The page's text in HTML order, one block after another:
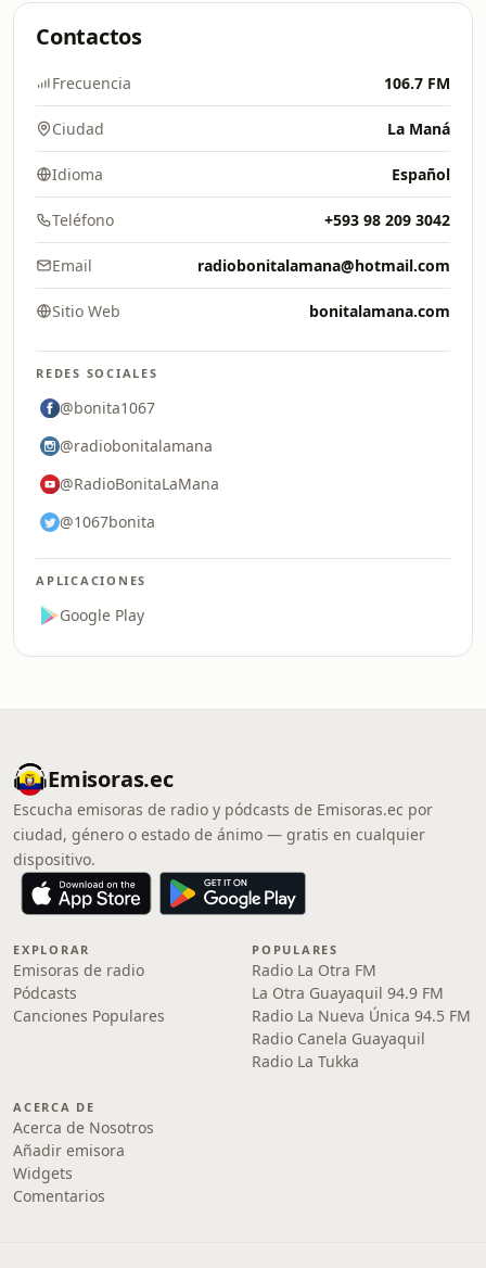
Contactos
Frecuencia 106.7 FM
Ciudad La Maná
Idioma Español
Teléfono +593 98 209 3042
Email radiobonitalamana@hotmail.com
Sitio Web bonitalamana.com
REDES SOCIALES
@bonita1067
@radiobonitalamana
@RadioBonitaLaMana
@1067bonita
APLICACIONES
Google Play
Emisoras.ec
Escucha emisoras de radio y pódcasts de Emisoras.ec por
ciudad, género o estado de ánimo — gratis en cualquier
dispositivo.
EXPLORAR
Emisoras de radio
Pódcasts
Canciones Populares
POPULARES
Radio La Otra FM
La Otra Guayaquil 94.9 FM
Radio La Nueva Única 94.5 FM
Radio Canela Guayaquil
Radio La Tukka
ACERCA DE
Acerca de Nosotros
Añadir emisora
Widgets
Comentarios